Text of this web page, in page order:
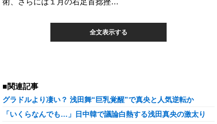
全文表示する
■関連記事
グラドルより凄い？ 浅田舞“巨乳覚醒”で真央と人気逆転か
「いくらなんでも…」日中韓で議論白熱する浅田真央の激太り